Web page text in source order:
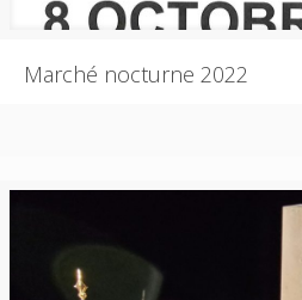
Marché nocturne 2022